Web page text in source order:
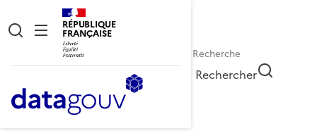
RÉPUBLIQUE
FRANÇAISE
Rechercher